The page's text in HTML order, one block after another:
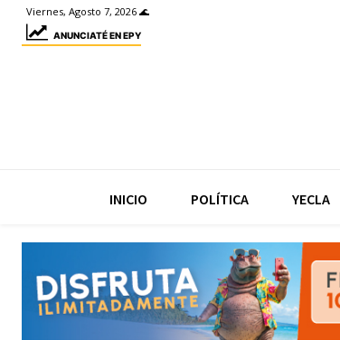
Viernes, Agosto 7, 2026 🌊
ANUNCIATÉ EN EPY
INICIO POLÍTICA YECLA